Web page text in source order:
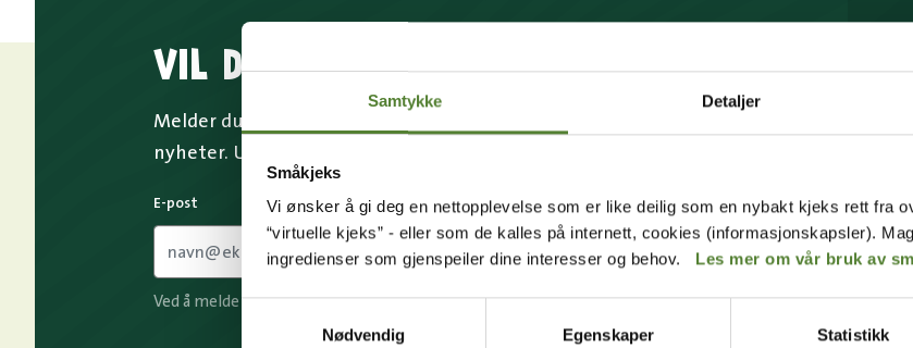
Samtykke Detaljer
Småkjeks
Vi ønsker å gi deg en nettopplevelse som er like deilig som en nybakt kjeks rett fra
“virtuelle kjeks” - eller som de kalles på internett, cookies (informasjonskapsler).
ingredienser som gjenspeiler dine interesser og behov. Les mer om vår bruk av
Nødvendig
Egenskaper Statistikk
VIL DU HA NYHETSBREV FRA OSS?
Melder du deg på Dyreparkens nyhetsbrev får du unike tilbud og
nyheter. Uten nyhetsbrev går du glipp av mange fordeler.
E-post
MELD MEG PÅ
Ved å melde deg på vårt nyhetsbrev godtar du vårebetingelser.